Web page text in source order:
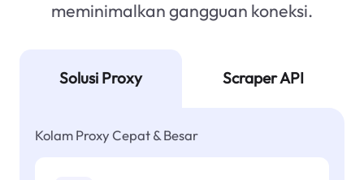
meminimalkan gangguan koneksi.
Solusi Proxy Scraper API
Kolam Proxy Cepat & Besar